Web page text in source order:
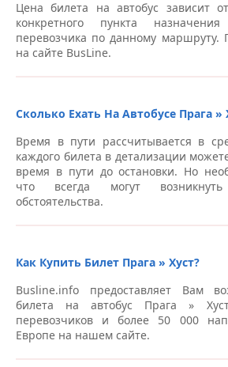
Цена билета на автобус зависит
конкретного пункта
перевозчика по данному маршруту.
на сайте BusLine.
Сколько Ехать На Автобусе Прага »
Время в пути рассчитывается в
каждого билета в детализации
время в пути до остановки. Но
что всегда могут возникнуть
обстоятельства.
Как Купить Билет Прага » Хуст?
Busline.info предоставляет Вам
билета на автобус Прага »
перевозчиков и более 50 000
Европе на нашем сайте.